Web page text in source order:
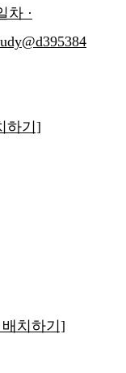
차 ·
하기]
배치하기]